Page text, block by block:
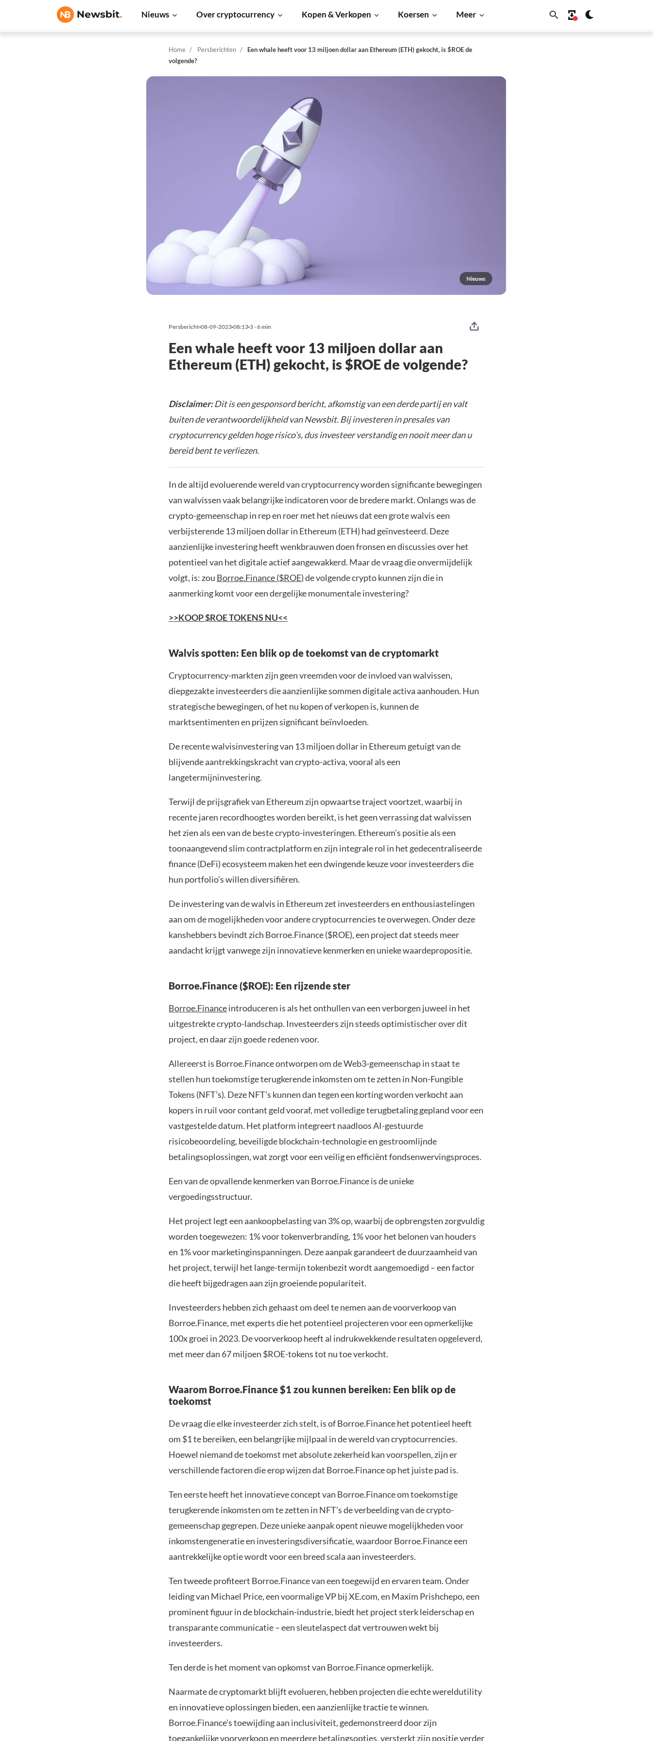
Nieuws Over cryptocurrency Kopen & Verkopen Koersen Meer
Home Persberichten
Een whale heeft voor 13 miljoen dollar aan Ethereum (ETH) gekocht, is $ROE de
volgende?
Nieuws
Persbericht 08-09-2023 08:13 3 - 6 min
Een whale heeft voor 13 miljoen dollar aan
Ethereum (ETH) gekocht, is $ROE de volgende?
Disclaimer:Dit is een gesponsord bericht, afkomstig van een derde partij en valt
buiten de verantwoordelijkheid van Newsbit. Bij investeren in presales van
cryptocurrency gelden hoge risico’s, dus investeer verstandig en nooit meer dan u
bereid bent te verliezen.
In de altijd evoluerende wereld van cryptocurrency worden significante bewegingen
van walvissen vaak belangrijke indicatoren voor de bredere markt. Onlangs was de
crypto-gemeenschap in rep en roer met het nieuws dat een grote walvis een
verbijsterende 13 miljoen dollar in Ethereum (ETH) had geïnvesteerd. Deze
aanzienlijke investering heeft wenkbrauwen doen fronsen en discussies over het
potentieel van het digitale actief aangewakkerd. Maar de vraag die onvermijdelijk
volgt, is: zou Borroe.Finance ($ROE)de volgende crypto kunnen zijn die in
aanmerking komt voor een dergelijke monumentale investering?
>>KOOP $ROE TOKENS NU<<
Walvis spotten: Een blik op de toekomst van de cryptomarkt
Cryptocurrency-markten zijn geen vreemden voor de invloed van walvissen,
diepgezakte investeerders die aanzienlijke sommen digitale activa aanhouden. Hun
strategische bewegingen, of het nu kopen of verkopen is, kunnen de
marktsentimenten en prijzen significant beïnvloeden.
De recente walvisinvestering van 13 miljoen dollar in Ethereum getuigt van de
blijvende aantrekkingskracht van crypto-activa, vooral als een
langetermijninvestering.
Terwijl de prijsgrafiek van Ethereum zijn opwaartse traject voortzet, waarbij in
recente jaren recordhoogtes worden bereikt, is het geen verrassing dat walvissen
het zien als een van de beste crypto-investeringen. Ethereum’s positie als een
toonaangevend slim contractplatform en zijn integrale rol in het gedecentraliseerde
finance (DeFi) ecosysteem maken het een dwingende keuze voor investeerders die
hun portfolio’s willen diversifiëren.
De investering van de walvis in Ethereum zet investeerders en enthousiastelingen
aan om de mogelijkheden voor andere cryptocurrencies te overwegen. Onder deze
kanshebbers bevindt zich Borroe.Finance ($ROE), een project dat steeds meer
aandacht krijgt vanwege zijn innovatieve kenmerken en unieke waardepropositie.
Borroe.Finance ($ROE): Een rijzende ster
Borroe.Financeintroduceren is als het onthullen van een verborgen juweel in het
uitgestrekte crypto-landschap. Investeerders zijn steeds optimistischer over dit
project, en daar zijn goede redenen voor.
Allereerst is Borroe.Finance ontworpen om de Web3-gemeenschap in staat te
stellen hun toekomstige terugkerende inkomsten om te zetten in Non-Fungible
Tokens (NFT’s). Deze NFT’s kunnen dan tegen een korting worden verkocht aan
kopers in ruil voor contant geld vooraf, met volledige terugbetaling gepland voor een
vastgestelde datum. Het platform integreert naadloos AI-gestuurde
risicobeoordeling, beveiligde blockchain-technologie en gestroomlijnde
betalingsoplossingen, wat zorgt voor een veilig en efficiënt fondsenwervingsproces.
Een van de opvallende kenmerken van Borroe.Finance is de unieke
vergoedingsstructuur.
Het project legt een aankoopbelasting van 3% op, waarbij de opbrengsten zorgvuldig
worden toegewezen: 1% voor tokenverbranding, 1% voor het belonen van houders
en 1% voor marketinginspanningen. Deze aanpak garandeert de duurzaamheid van
het project, terwijl het lange-termijn tokenbezit wordt aangemoedigd – een factor
die heeft bijgedragen aan zijn groeiende populariteit.
Investeerders hebben zich gehaast om deel te nemen aan de voorverkoop van
Borroe.Finance, met experts die het potentieel projecteren voor een opmerkelijke
100x groei in 2023. De voorverkoop heeft al indrukwekkende resultaten opgeleverd,
met meer dan 67 miljoen $ROE-tokens tot nu toe verkocht.
Waarom Borroe.Finance $1 zou kunnen bereiken: Een blik op de
toekomst
De vraag die elke investeerder zich stelt, is of Borroe.Finance het potentieel heeft
om $1 te bereiken, een belangrijke mijlpaal in de wereld van cryptocurrencies.
Hoewel niemand de toekomst met absolute zekerheid kan voorspellen, zijn er
verschillende factoren die erop wijzen dat Borroe.Finance op het juiste pad is.
Ten eerste heeft het innovatieve concept van Borroe.Finance om toekomstige
terugkerende inkomsten om te zetten in NFT’s de verbeelding van de crypto-
gemeenschap gegrepen. Deze unieke aanpak opent nieuwe mogelijkheden voor
inkomstengeneratie en investeringsdiversificatie, waardoor Borroe.Finance een
aantrekkelijke optie wordt voor een breed scala aan investeerders.
Ten tweede profiteert Borroe.Finance van een toegewijd en ervaren team. Onder
leiding van Michael Price, een voormalige VP bij XE.com, en Maxim Prishchepo, een
prominent figuur in de blockchain-industrie, biedt het project sterk leiderschap en
transparante communicatie – een sleutelaspect dat vertrouwen wekt bij
investeerders.
Ten derde is het moment van opkomst van Borroe.Finance opmerkelijk.
Naarmate de cryptomarkt blijft evolueren, hebben projecten die echte wereldutility
en innovatieve oplossingen bieden, een aanzienlijke tractie te winnen.
Borroe.Finance’s toewijding aan inclusiviteit, gedemonstreerd door zijn
toegankelijke voorverkoop en meerdere betalingsopties, versterkt zijn positie verder